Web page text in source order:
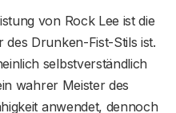
von Rock Lee ist die
des Drunken-Fist-Stils ist.
selbstverständlich
wahrer Meister des
anwendet, dennoch